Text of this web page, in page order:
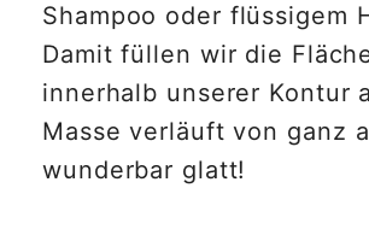
Shampoo oder flüssigem
Damit füllen wir die
innerhalb unserer Kontur
Masse verläuft von ganz
wunderbar glatt!